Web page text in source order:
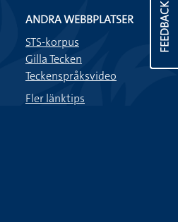
FEEDBACK
ANDRA WEBBPLATSER
STS-korpus
Gilla Tecken
Teckenspråksvideo
Fler länktips